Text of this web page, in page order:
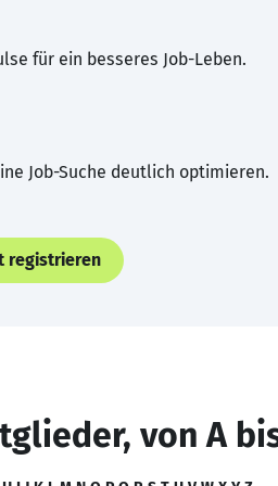
für ein besseres Job-Leben.
Job-Suche deutlich optimieren.
registrieren
von A